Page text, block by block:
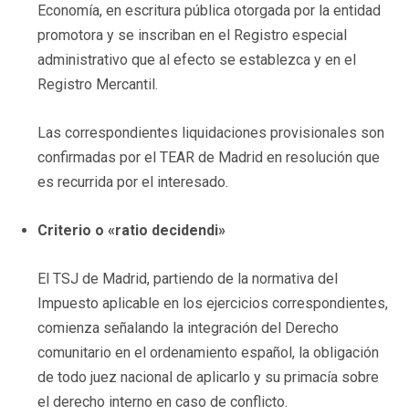
Economía, en escritura pública otorgada por la entidad
promotora y se inscriban en el Registro especial
administrativo que al efecto se establezca y en el
Registro Mercantil.
Las correspondientes liquidaciones provisionales son
confirmadas por el TEAR de Madrid en resolución que
es recurrida por el interesado.
Criterio o «ratio decidendi»
El TSJ de Madrid, partiendo de la normativa del
Impuesto aplicable en los ejercicios correspondientes,
comienza señalando la integración del Derecho
comunitario en el ordenamiento español, la obligación
de todo juez nacional de aplicarlo y su primacía sobre
el derecho interno en caso de conflicto.